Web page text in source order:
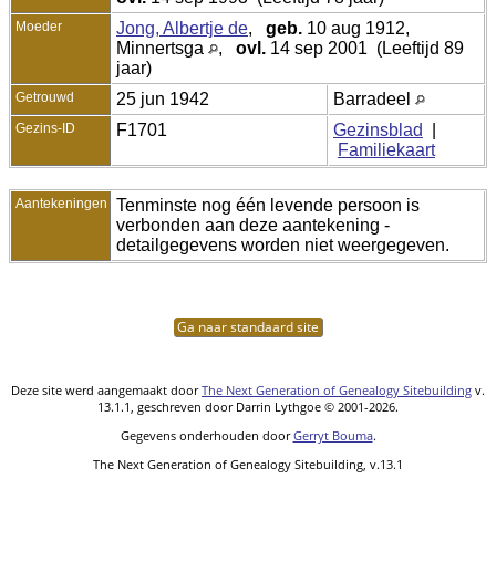
Moeder Jong, Albertje de, geb. 10 aug 1912,
Minnertsga
, ovl. 14 sep 2001 (Leeftijd 89
jaar)
Getrouwd 25 jun 1942 Barradeel
Gezins-ID F1701 Gezinsblad
Familiekaart
Aantekeningen
Tenminste nog één levende persoon is
verbonden aan deze aantekening -
detailgegevens worden niet weergegeven.
Ga naar standaard site
Deze site werd aangemaakt doorThe Next Generation of Genealogy Sitebuilding v.
13.1.1, geschreven door Darrin Lythgoe © 2001-2026.
Gegevens onderhouden doorGerryt Bouma.
The Next Generation of Genealogy Sitebuilding, v.13.1